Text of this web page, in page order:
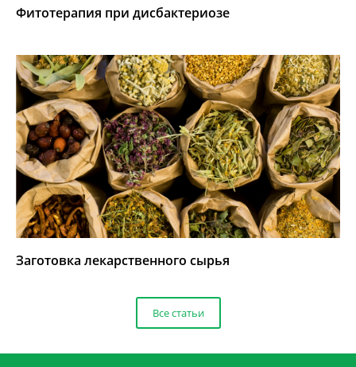
Фитотерапия при дисбактериозе
Заготовка лекарственного сырья
Все статьи